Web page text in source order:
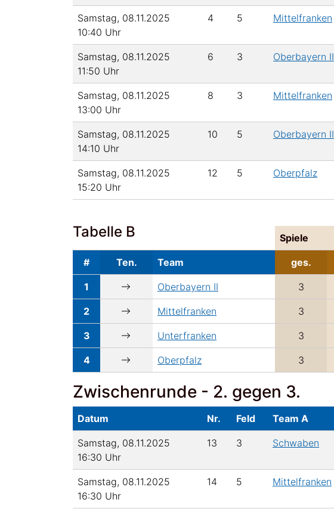
Samstag, 08.11.2025
10:40 Uhr
4 5 Mittelfranken
Samstag, 08.11.2025
11:50 Uhr
6 3 Oberbayern II
Samstag, 08.11.2025
13:00 Uhr
8 3 Mittelfranken
Samstag, 08.11.2025
14:10 Uhr
10 5 Oberbayern II
Samstag, 08.11.2025
15:20 Uhr
12 5 Oberpfalz
Tabelle B Spiele
# Ten. Team ges.
1 Oberbayern II 3
2 Mittelfranken 3
3 Unterfranken 3
4 Oberpfalz 3
Zwischenrunde - 2. gegen 3.
Datum Nr. Feld Team A
Samstag, 08.11.2025
16:30 Uhr
13 3 Schwaben
Samstag, 08.11.2025
16:30 Uhr
14 5 Mittelfranken